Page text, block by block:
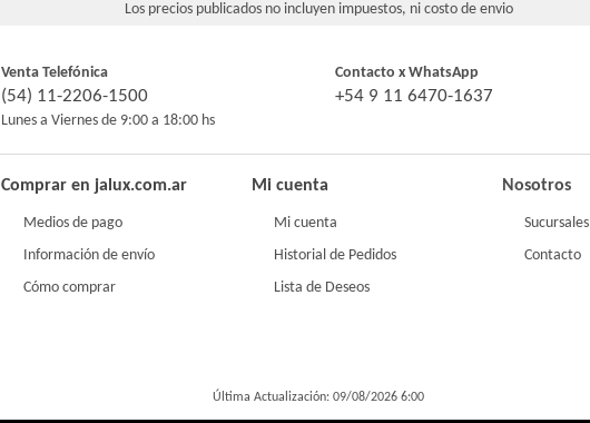
Los precios publicados no incluyen impuestos, ni costo de envio
Venta Telefónica
(54) 11-2206-1500
Lunes a Viernes de 9:00 a 18:00 hs
Contacto x WhatsApp
+54 9 11 6470-1637
Comprar en jalux.com.ar
Medios de pago
Información de envío
Cómo comprar
Mi cuenta
Mi cuenta
Historial de Pedidos
Lista de Deseos
Nosotros
Sucursales
Contacto
Última Actualización: 09/08/2026 6:00